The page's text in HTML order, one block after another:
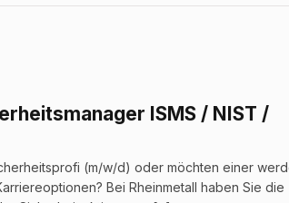
ISMS / NIST /
(m/w/d) oder möchten einer
Bei Rheinmetall haben Sie die